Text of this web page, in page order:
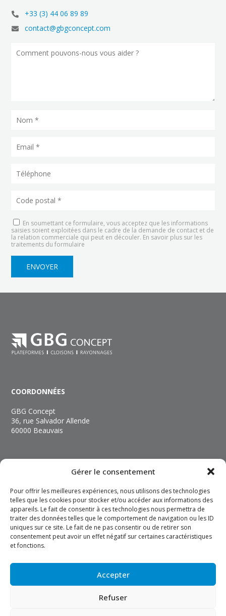
Gérer le consentement
Pour offrir les meilleures expériences, nous utilisons des technologies
telles que les cookies pour stocker et/ou accéder aux informations des
appareils. Le fait de consentir à ces technologies nous permettra de
traiter des données telles que le comportement de navigation ou les ID
uniques sur ce site. Le fait de ne pas consentir ou de retirer son
consentement peut avoir un effet négatif sur certaines caractéristiques
et fonctions.
Accepter
Refuser
 +33 (3) 44 06 89 89
 contact@gbgconcept.com
En soumettant ce formulaire, vous acceptez que les informations
saisies soient exploitées dans le cadre de la demande de contact et de
la relation commerciale qui peut en découler. En savoir plus sur les
traitements du formulaire
COORDONNÉES
GBG Concept
36, rue Salvador Allende
60000 Beauvais
contact@gbgconcept.com
INFOS
Mentions légales
Politique de confidentialité